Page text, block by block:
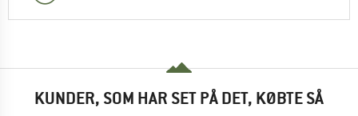
KUNDER, SOM HAR SET PÅ DET, KØBTE SÅ